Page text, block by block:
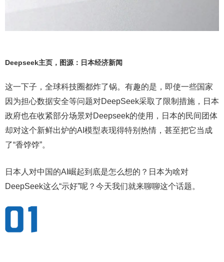
Deepseek主页，图源：日本经济新闻
这一下子，全球科技圈都炸了锅。有趣的是，即使一些国家
因为担心数据安全等问题对DeepSeek采取了限制措施，日本
政府也在收紧部分场景对Deepseek的使用，日本的民间团体
却对这个新鲜出炉的AI模型表现得特别热情，甚至把它当成
了“香饽饽”。
日本人对中国的AI崛起到底是怎么想的？日本为啥对
DeepSeek这么“示好”呢？今天我们就来聊聊这个话题。